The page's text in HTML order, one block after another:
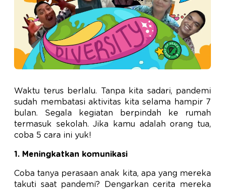
Waktu terus berlalu. Tanpa kita sadari, pandemi
sudah membatasi aktivitas kita selama hampir 7
bulan. Segala kegiatan berpindah ke rumah
termasuk sekolah. Jika kamu adalah orang tua,
coba 5 cara ini yuk!
1. Meningkatkan komunikasi
Coba tanya perasaan anak kita, apa yang mereka
takuti saat pandemi? Dengarkan cerita mereka